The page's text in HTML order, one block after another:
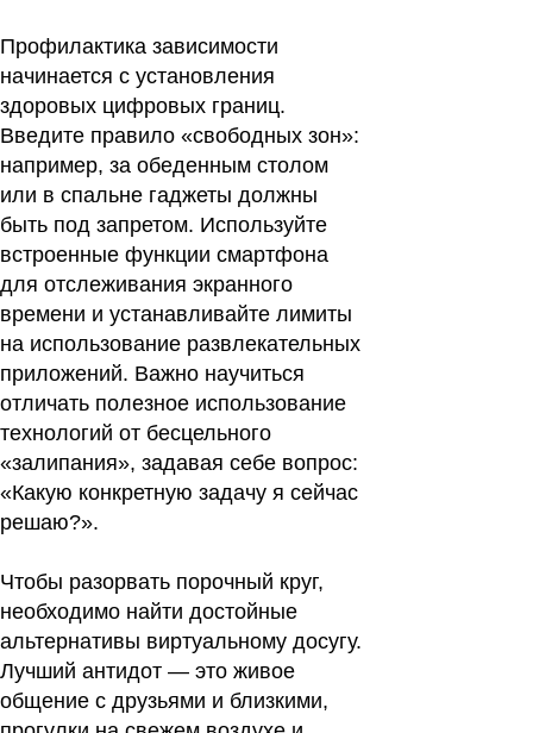
Профилактика зависимости
начинается с установления
здоровых цифровых границ.
Введите правило «свободных зон»:
например, за обеденным столом
или в спальне гаджеты должны
быть под запретом. Используйте
встроенные функции смартфона
для отслеживания экранного
времени и устанавливайте лимиты
на использование развлекательных
приложений. Важно научиться
отличать полезное использование
технологий от бесцельного
«залипания», задавая себе вопрос:
«Какую конкретную задачу я сейчас
решаю?».
Чтобы разорвать порочный круг,
необходимо найти достойные
альтернативы виртуальному досугу.
Лучший антидот — это живое
общение с друзьями и близкими,